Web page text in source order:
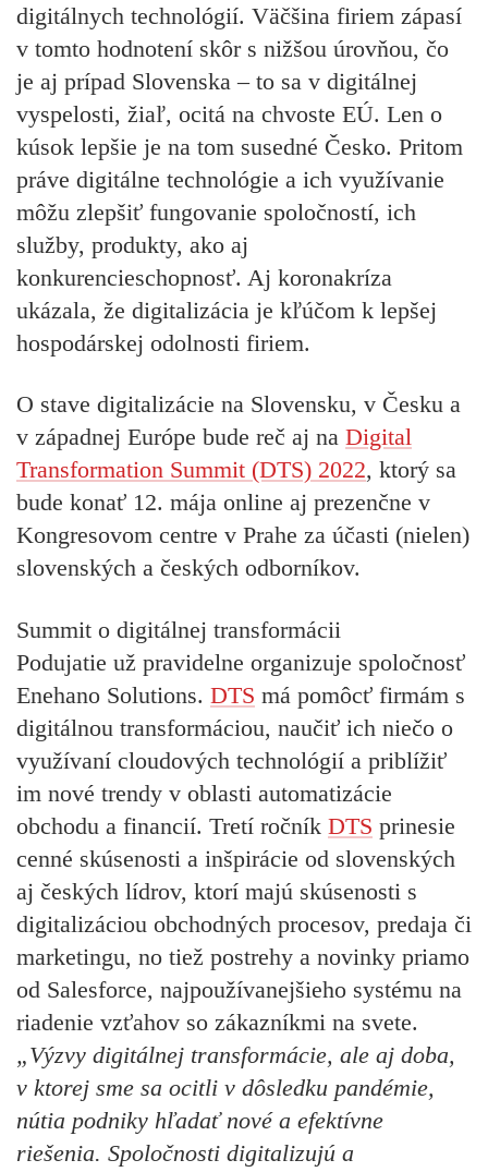
digitálnych technológií. Väčšina firiem zápasí
v tomto hodnotení skôr s nižšou úrovňou, čo
je aj prípad Slovenska – to sa v digitálnej
vyspelosti, žiaľ, ocitá na chvoste EÚ. Len o
kúsok lepšie je na tom susedné Česko. Pritom
práve digitálne technológie a ich využívanie
môžu zlepšiť fungovanie spoločností, ich
služby, produkty, ako aj
konkurencieschopnosť. Aj koronakríza
ukázala, že digitalizácia je kľúčom k lepšej
hospodárskej odolnosti firiem.
O stave digitalizácie na Slovensku, v Česku a
v západnej Európe bude reč aj na Digital
Transformation Summit (DTS) 2022, ktorý sa
bude konať 12. mája online aj prezenčne v
Kongresovom centre v Prahe za účasti (nielen)
slovenských a českých odborníkov.
Summit o digitálnej transformácii
Podujatie už pravidelne organizuje spoločnosť
Enehano Solutions. DTS má pomôcť firmám s
digitálnou transformáciou, naučiť ich niečo o
využívaní cloudových technológií a priblížiť
im nové trendy v oblasti automatizácie
obchodu a financií. Tretí ročník DTS prinesie
cenné skúsenosti a inšpirácie od slovenských
aj českých lídrov, ktorí majú skúsenosti s
digitalizáciou obchodných procesov, predaja či
marketingu, no tiež postrehy a novinky priamo
od Salesforce, najpoužívanejšieho systému na
riadenie vzťahov so zákazníkmi na svete.
„Výzvy digitálnej transformácie, ale aj doba,
v ktorej sme sa ocitli v dôsledku pandémie,
nútia podniky hľadať nové a efektívne
riešenia. Spoločnosti digitalizujú a